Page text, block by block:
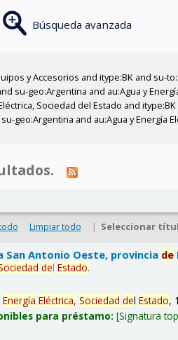
Búsqueda avanzada
y Accesorios and itype:BK and su-
su-geo:Argentina and au:Agua y
Sociedad del Estado and
geo:Argentina and au:Agua y Energía
Limpiar todo | Seleccionar
Antonio Oeste, provincia de
delEstado.
Energía Eléctrica, Sociedad delEstado,
para préstamo: Signatura